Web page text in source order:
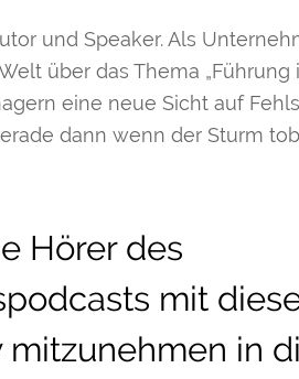
und Speaker. Als
über das Thema „Führung
eine neue Sicht auf
dann wenn der Sturm
Hörer des
mit
in